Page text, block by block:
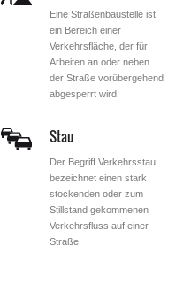
Eine Straßenbaustelle ist
ein Bereich einer
Verkehrsfläche, der für
Arbeiten an oder neben
der Straße vorübergehend
abgesperrt wird.
Stau
Der Begriff Verkehrsstau
bezeichnet einen stark
stockenden oder zum
Stillstand gekommenen
Verkehrsfluss auf einer
Straße.